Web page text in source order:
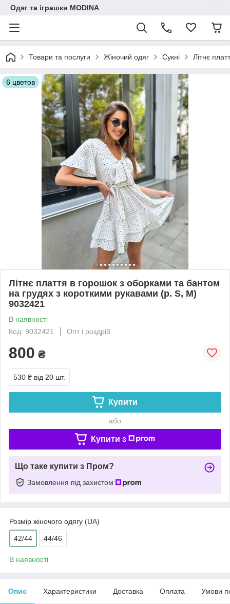
Одяг та іграшки MODINA
Товари та послуги Жіночий одяг Сукні Літнє
6 цветов
Літнє плаття в горошок з оборками та бантом
на грудях з короткими рукавами (р. S, M)
9032421
В наявності
Код: 9032421
Опт і роздріб
800 ₴
530 ₴ від 20 шт.
Купити
або
Купити з
Що таке купити з Пром?
Замовлення під захистом
Розмір жіночого одягу (UA)
42/44 44/46
В наявності
Опис Характеристики Доставка Оплата Умови